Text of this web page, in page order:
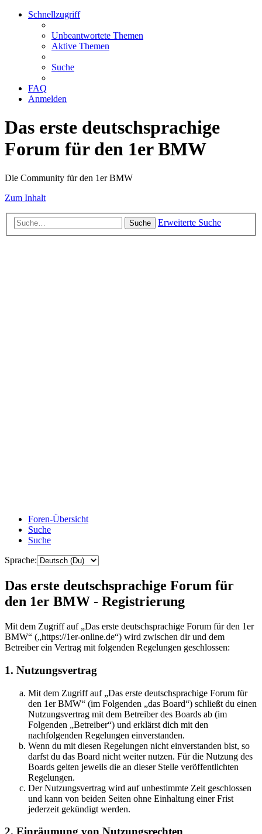
Schnellzugriff
Unbeantwortete Themen
Aktive Themen
Suche
FAQ
Anmelden
Das erste deutschsprachige
Forum für den 1er BMW
Die Community für den 1er BMW
Zum Inhalt
Suche Erweiterte Suche
Foren-Übersicht
Suche
Suche
Sprache:
Das erste deutschsprachige Forum für
den 1er BMW - Registrierung
Mit dem Zugriff auf „Das erste deutschsprachige Forum für den 1er
BMW“ („https://1er-online.de“) wird zwischen dir und dem
Betreiber ein Vertrag mit folgenden Regelungen geschlossen:
1. Nutzungsvertrag
Mit dem Zugriff auf „Das erste deutschsprachige Forum für
den 1er BMW“ (im Folgenden „das Board“) schließt du einen
Nutzungsvertrag mit dem Betreiber des Boards ab (im
Folgenden „Betreiber“) und erklärst dich mit den
nachfolgenden Regelungen einverstanden.
Wenn du mit diesen Regelungen nicht einverstanden bist, so
darfst du das Board nicht weiter nutzen. Für die Nutzung des
Boards gelten jeweils die an dieser Stelle veröffentlichten
Regelungen.
Der Nutzungsvertrag wird auf unbestimmte Zeit geschlossen
und kann von beiden Seiten ohne Einhaltung einer Frist
jederzeit gekündigt werden.